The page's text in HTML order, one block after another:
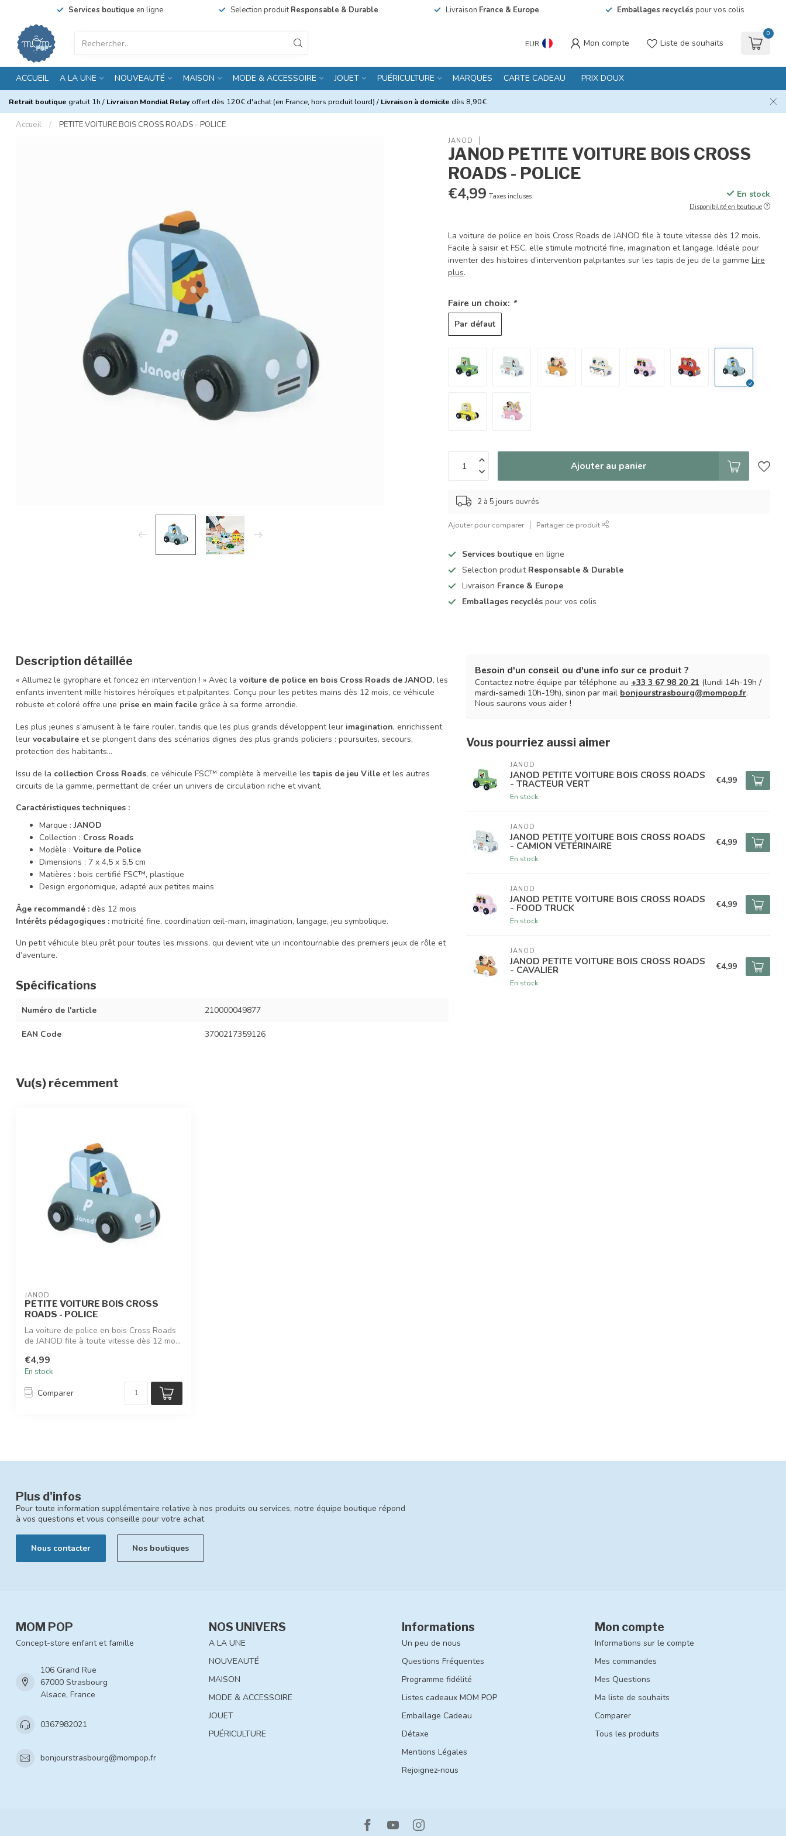
Services boutique en ligne Selection produitResponsable & Durable Livraison France & Europe Emballages recyclés pour vos colis
EUR Mon compte Liste de souhaits
0
ACCUEIL A LA UNE NOUVEAUTÉ MAISON MODE & ACCESSOIRE JOUET PUÉRICULTURE MARQUES CARTE CADEAU PRIX DOUX
Retrait boutique gratuit 1h / Livraison Mondial Relay offert dès 120€ d'achat (en France, hors produit lourd) / Livraison à domicile dès 8,90€
Accueil / PETITE VOITURE BOIS CROSS ROADS - POLICE
JANOD
JANOD PETITE VOITURE BOIS CROSS
ROADS - POLICE
€4,99 Taxes incluses En stock
Disponibilité en boutique
La voiture de police en bois Cross Roads de JANOD file à toute vitesse dès 12 mois.
Facile à saisir et FSC, elle stimule motricité fine, imagination et langage. Idéale pour
inventer des histoires d’intervention palpitantes sur les tapis de jeu de la gammeLire
plus.
Faire un choix: *
Par défaut
Ajouter au panier
2 à 5 jours ouvrés
Ajouter pour comparer Partager ce produit
Services boutique en ligne
Selection produit Responsable & Durable
Livraison France & Europe
Emballages recyclés pour vos colis
Description détaillée
« Allumez le gyrophare et foncez en intervention ! » Avec la voiture de police en bois Cross Roads de JANOD, les
enfants inventent mille histoires héroïques et palpitantes. Conçu pour les petites mains dès 12 mois, ce véhicule
robuste et coloré offre une prise en main facile grâce à sa forme arrondie.
Les plus jeunes s’amusent à le faire rouler, tandis que les plus grands développent leur imagination, enrichissent
leur vocabulaire et se plongent dans des scénarios dignes des plus grands policiers : poursuites, secours,
protection des habitants…
Issu de la collection Cross Roads, ce véhicule FSC™ complète à merveille lestapis de jeu Ville et les autres
circuits de la gamme, permettant de créer un univers de circulation riche et vivant.
Caractéristiques techniques :
Marque :JANOD
Collection : Cross Roads
Modèle : Voiture de Police
Dimensions : 7 x 4,5 x 5,5 cm
Matières : bois certifié FSC™, plastique
Design ergonomique, adapté aux petites mains
Âge recommandé : dès 12 mois
Intérêts pédagogiques : motricité fine, coordination œil-main, imagination, langage, jeu symbolique.
Un petit véhicule bleu prêt pour toutes les missions, qui devient vite un incontournable des premiers jeux de rôle et
d’aventure.
Spécifications
Numéro de l'article 210000049877
EAN Code 3700217359126
Besoin d'un conseil ou d'une info sur ce produit ?
Contactez notre équipe par téléphone au +33 3 67 98 20 21 (lundi 14h-19h /
mardi-samedi 10h-19h), sinon par mail bonjourstrasbourg@mompop.fr.
Nous saurons vous aider !
Vous pourriez aussi aimer
JANOD
JANOD PETITE VOITURE BOIS CROSS ROADS
- TRACTEUR VERT
En stock
€4,99
JANOD
JANOD PETITE VOITURE BOIS CROSS ROADS
- CAMION VÉTÉRINAIRE
En stock
€4,99
JANOD
JANOD PETITE VOITURE BOIS CROSS ROADS
- FOOD TRUCK
En stock
€4,99
JANOD
JANOD PETITE VOITURE BOIS CROSS ROADS
- CAVALIER
En stock
€4,99
Vu(s) récemment
JANOD
PETITE VOITURE BOIS CROSS
ROADS - POLICE
La voiture de police en bois Cross Roads
de JANOD file à toute vitesse dès 12 mo...
€4,99
En stock
Comparer
Plus d'infos
Pour toute information supplémentaire relative à nos produits ou services, notre équipe boutique répond
à vos questions et vous conseille pour votre achat
Nous contacter Nos boutiques
MOM POP
Concept-store enfant et famille
106 Grand Rue
67000 Strasbourg
Alsace, France
0367982021
bonjourstrasbourg@mompop.fr
NOS UNIVERS
A LA UNE
NOUVEAUTÉ
MAISON
MODE & ACCESSOIRE
JOUET
PUÉRICULTURE
Informations
Un peu de nous
Questions Fréquentes
Programme fidélité
Listes cadeaux MOM POP
Emballage Cadeau
Détaxe
Mentions Légales
Rejoignez-nous
Mon compte
Informations sur le compte
Mes commandes
Mes Questions
Ma liste de souhaits
Comparer
Tous les produits